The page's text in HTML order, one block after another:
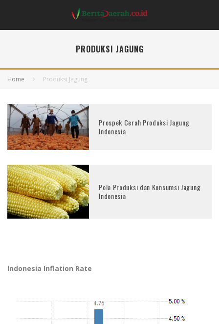
PRODUKSI JAGUNG
Home Produksi Jagung
Prospek Cerah Produksi Jagung
Indonesia
Pola Produksi dan Konsumsi Jagung
Indonesia
Indonesia Inflation Rate